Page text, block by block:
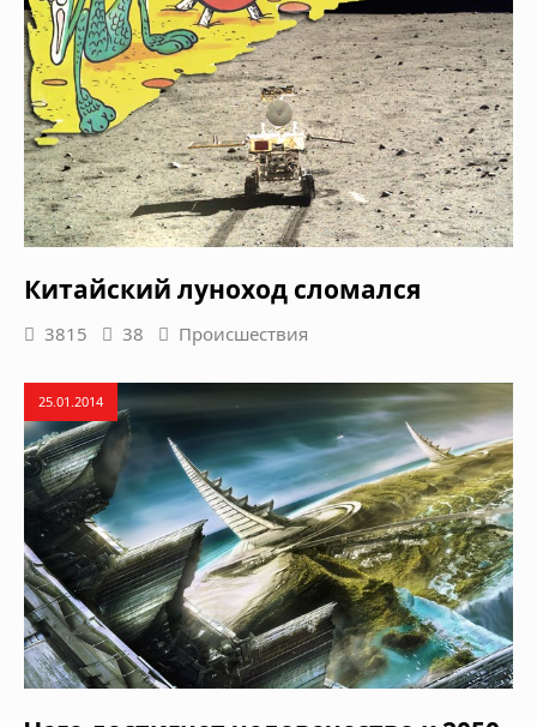
Китайский луноход сломался
3815 38 Происшествия
25.01.2014